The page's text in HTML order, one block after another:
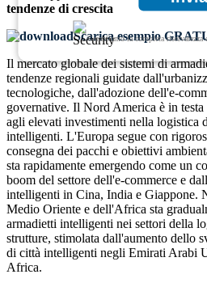
Garantiamo la completa
tendenze di crescita
Scarica esempio
Il mercato globale dei sistemi di
tendenze regionali guidate
tecnologiche, dall'adozione dell'e-
governative. Il Nord America è in
agli elevati investimenti nella logistica
intelligenti. L'Europa segue con
consegna dei pacchi e obiettivi
sta rapidamente emergendo come un
boom del settore dell'e-commerce e
intelligenti in Cina, India e Giappone.
Medio Oriente e dell'Africa sta
armadietti intelligenti nei settori della
strutture, stimolata dall'aumento dello
di città intelligenti negli Emirati Arabi
Africa.